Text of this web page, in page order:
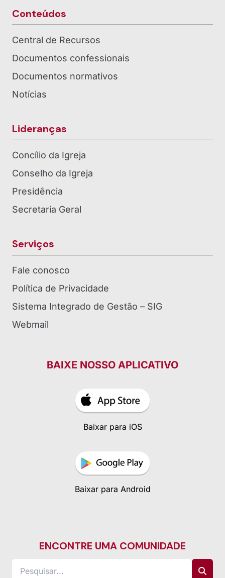
Conteúdos
Central de Recursos
Documentos confessionais
Documentos normativos
Notícias
Lideranças
Concílio da Igreja
Conselho da Igreja
Presidência
Secretaria Geral
Serviços
Fale conosco
Política de Privacidade
Sistema Integrado de Gestão – SIG
Webmail
BAIXE NOSSO APLICATIVO
Baixar para iOS
Baixar para Android
ENCONTRE UMA COMUNIDADE